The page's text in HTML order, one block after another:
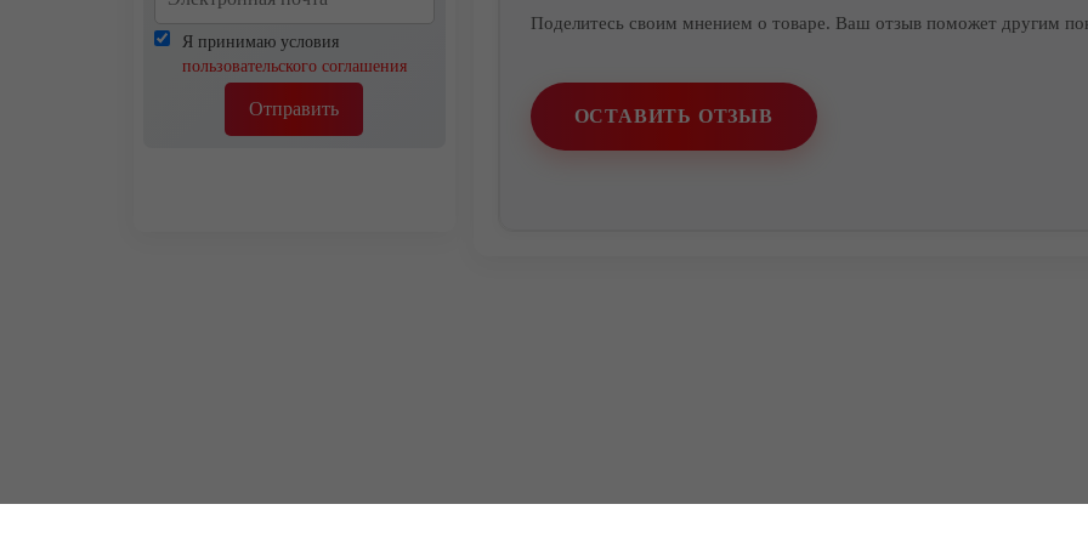
Я принимаю условия
пользовательского соглашения
Отправить
Поделитесь своим мнением о товаре. Ваш отзыв поможет другим
ОСТАВИТЬ ОТЗЫВ